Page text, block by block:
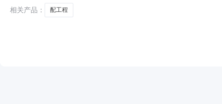
相关产品：
配工程